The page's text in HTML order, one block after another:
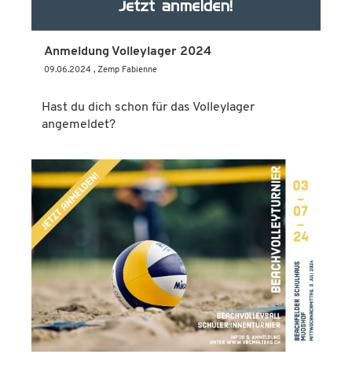
Anmeldung Volleylager 2024
09.06.2024 , Zemp Fabienne
Hast du dich schon für das Volleylager
angemeldet?